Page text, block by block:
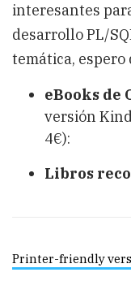
interesantes
desarrollo PL/
temática,
eBooks de
versión
4€):
Libros
Printer-friendly